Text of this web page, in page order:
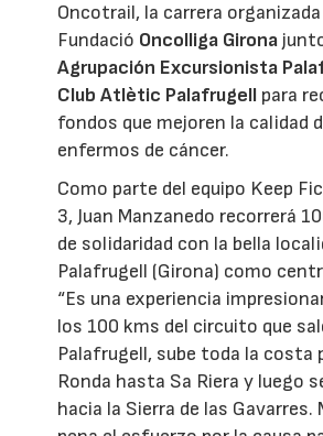
Oncotrail, la carrera
Fundació Oncolliga Girona
Agrupación Excursionista
Club Atlètic Palafrugell para
fondos que mejoren la calidad
enfermos de cáncer.
Como parte del equipo Keep
3, Juan Manzanedo recorrerá
de solidaridad con la bella
Palafrugell (Girona) como
“Es una experiencia
los 100 kms del circuito que
Palafrugell, sube toda la costa
Ronda hasta Sa Riera y luego
hacia la Sierra de las Gavarres.